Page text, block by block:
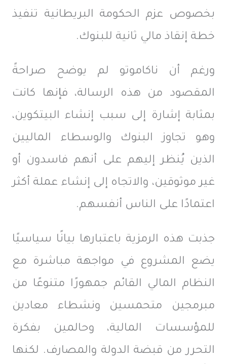
بخصوص عزم الحكومة البريطانية تنفيذ
خطة إنقاذ مالي ثانية للبنوك.
ورغم أن ناكاموتو لم يوضح صراحةً
المقصود من هذه الرسالة، فإنها كانت
بمثابة إشارة إلى سبب إنشاء البيتكوين،
وهو تجاوز البنوك والوسطاء الماليين
الذين يُنظر إليهم على أنهم فاسدون أو
غير موثوقين، والاتجاه إلى إنشاء عملة أكثر
اعتمادًا على الناس أنفسهم.
جذبت هذه الرمزية باعتبارها بيانًا سياسيًا
يضع المشروع في مواجهة مباشرة مع
النظام المالي القائم جمهورًا متنوعًا من
مبرمجين متحمسين ونشطاء معادين
للمؤسسات المالية، وحالمين بفكرة
التحرر من قبضة الدولة والمصارف. لكنها